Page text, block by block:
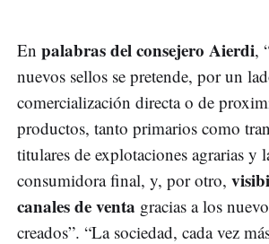
En palabras del consejero Aierdi,
nuevos sellos se pretende, por un
comercialización directa o de
productos, tanto primarios como
titulares de explotaciones agrarias y
consumidora final, y, por otro,
canales de venta gracias a los
creados”. “La sociedad, cada vez